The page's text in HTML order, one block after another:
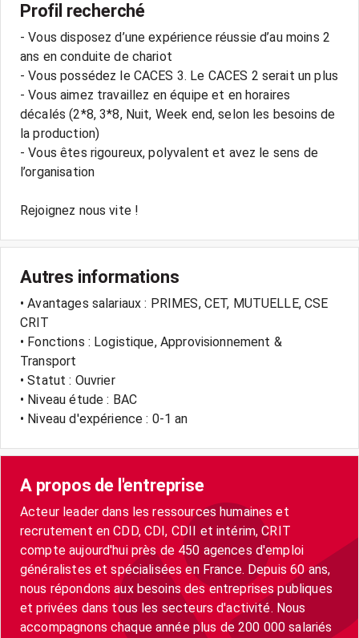
Profil recherché
- Vous disposez d’une expérience réussie d’au moins 2
ans en conduite de chariot
- Vous possédez le CACES 3. Le CACES 2 serait un plus
- Vous aimez travaillez en équipe et en horaires
décalés (2*8, 3*8, Nuit, Week end, selon les besoins de
la production)
- Vous êtes rigoureux, polyvalent et avez le sens de
l’organisation
Rejoignez nous vite !
Autres informations
• Avantages salariaux : PRIMES, CET, MUTUELLE, CSE
CRIT
• Fonctions : Logistique, Approvisionnement &
Transport
• Statut : Ouvrier
• Niveau étude : BAC
• Niveau d'expérience : 0-1 an
A propos de l'entreprise
Acteur leader dans les ressources humaines et
recrutement en CDD, CDI, CDII et intérim, CRIT
compte aujourd'hui près de 450 agences d'emploi
généralistes et spécialisées en France. Depuis 60 ans,
nous répondons aux besoins des entreprises publiques
et privées dans tous les secteurs d'activité. Nous
accompagnons chaque année plus de 200 000 salariés